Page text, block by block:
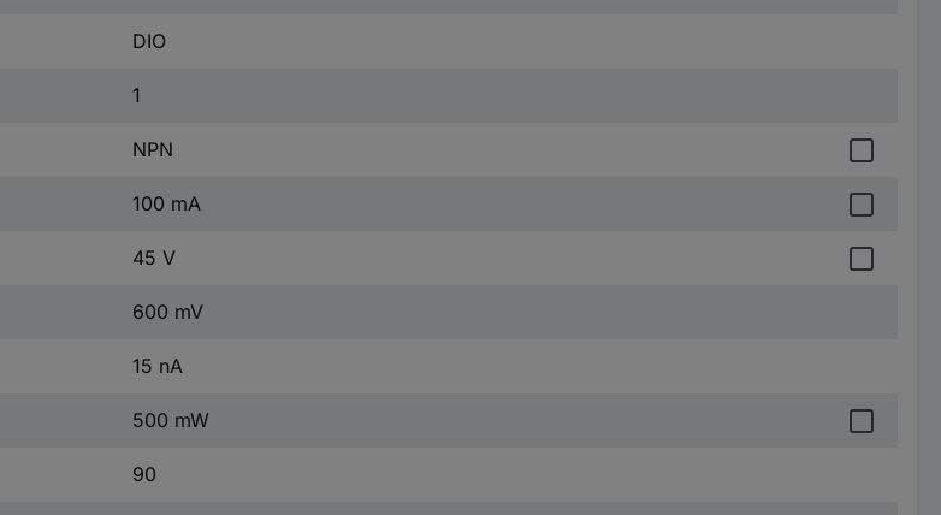
DIO
1
NPN
100 mA
45 V
600 mV
15 nA
500 mW
90